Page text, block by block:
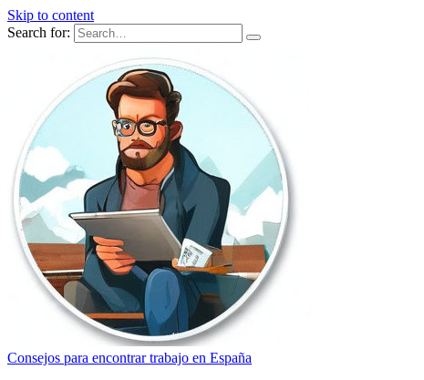
Skip to content
Search for:
Consejos para encontrar trabajo en España